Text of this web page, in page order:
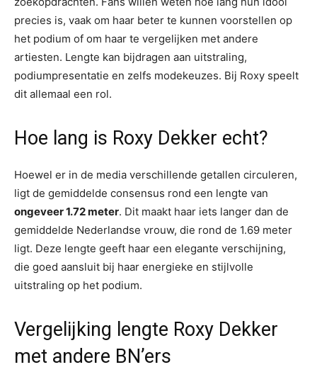
precies is, vaak om haar beter te kunnen voorstellen op
het podium of om haar te vergelijken met andere
artiesten. Lengte kan bijdragen aan uitstraling,
podiumpresentatie en zelfs modekeuzes. Bij Roxy speelt
dit allemaal een rol.
Hoe lang is Roxy Dekker echt?
Hoewel er in de media verschillende getallen circuleren,
ligt de gemiddelde consensus rond een lengte van
ongeveer 1.72 meter. Dit maakt haar iets langer dan de
gemiddelde Nederlandse vrouw, die rond de 1.69 meter
ligt. Deze lengte geeft haar een elegante verschijning,
die goed aansluit bij haar energieke en stijlvolle
uitstraling op het podium.
Vergelijking lengte Roxy Dekker
met andere BN’ers